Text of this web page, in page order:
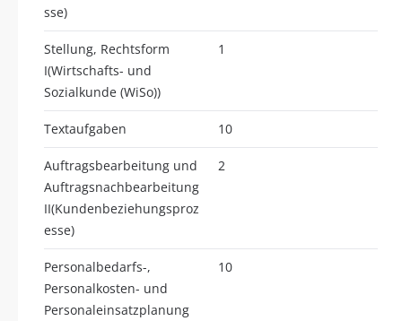
sse)
Stellung, Rechtsform
I(Wirtschafts- und
Sozialkunde (WiSo))
1
Textaufgaben 10
Auftragsbearbeitung und
Auftragsnachbearbeitung
II(Kundenbeziehungsproz
esse)
2
Personalbedarfs-,
Personalkosten- und
Personaleinsatzplanung
10